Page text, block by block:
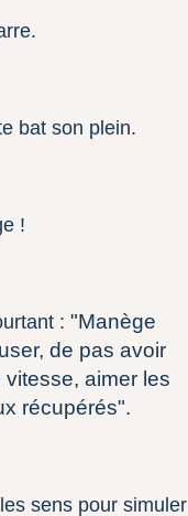
bat son plein.
!
: "Manège
de pas avoir
aimer les
récupérés".
sens pour simuler